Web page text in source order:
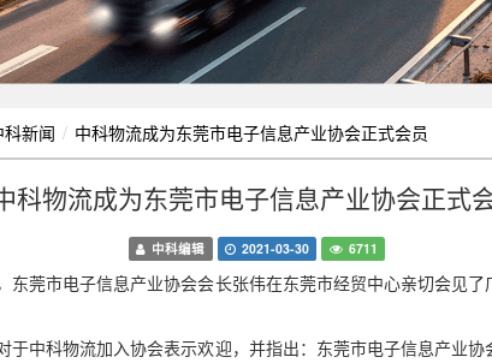
科新闻 中科物流成为东莞市电子信息产业协会正式会员
科物流成为东莞市电子信息产业协会正式
中科编辑 2021-03-30
6711
莞市电子信息产业协会会长张伟在东莞市经贸中心亲切会见了
于中科物流加入协会表示欢迎，并指出：东莞市电子信息产业协